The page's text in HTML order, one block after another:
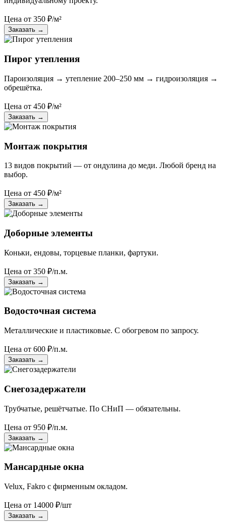
Цена от 350 ₽/м²
Заказать →
Пирог утепления
Пароизоляция → утепление 200–250 мм → гидроизоляция →
обрешётка.
Цена от 450 ₽/м²
Заказать →
Монтаж покрытия
13 видов покрытий — от ондулина до меди. Любой бренд на
выбор.
Цена от 450 ₽/м²
Заказать →
Доборные элементы
Коньки, ендовы, торцевые планки, фартуки.
Цена от 350 ₽/п.м.
Заказать →
Водосточная система
Металлические и пластиковые. С обогревом по запросу.
Цена от 600 ₽/п.м.
Заказать →
Снегозадержатели
Трубчатые, решётчатые. По СНиП — обязательны.
Цена от 950 ₽/п.м.
Заказать →
Мансардные окна
Velux, Fakro с фирменным окладом.
Цена от 14000 ₽/шт
Заказать →